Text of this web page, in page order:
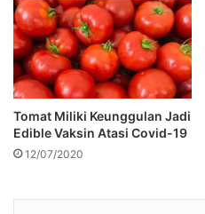
Tomat Miliki Keunggulan Jadi
Edible Vaksin Atasi Covid-19
12/07/2020